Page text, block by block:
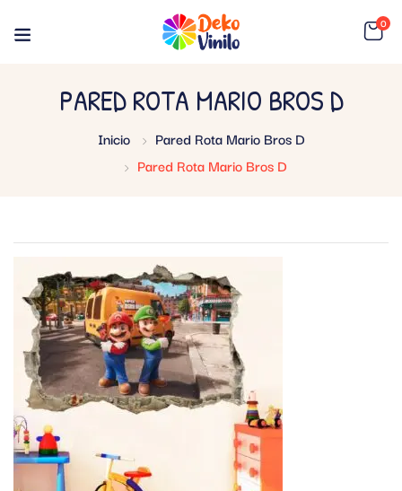
0
PARED ROTA MARIO BROS D
Inicio
Pared Rota Mario Bros D
Pared Rota Mario Bros D